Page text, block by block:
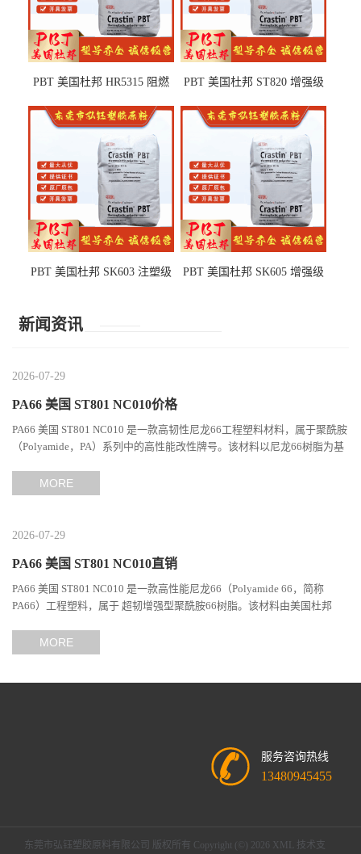
PBT 美国杜邦 HR5315 阻燃
部件
PBT 美国杜邦 ST820 增强级
PBT 美国杜邦 SK603 注塑级
PBT 美国杜邦 SK605 增强级
新闻资讯
2026-07-29
PA66 美国 ST801 NC010价格
PA66 美国 ST801 NC010 是一款高韧性尼龙66工程塑料材料，属于聚酰胺
（Polyamide，PA）系列中的高性能改性牌号。该材料以尼龙66树脂为基
MORE
2026-07-29
PA66 美国 ST801 NC010直销
PA66 美国 ST801 NC010 是一款高性能尼龙66（Polyamide 66，简称
PA66）工程塑料，属于 超韧增强型聚酰胺66树脂。该材料由美国杜邦
MORE
服务咨询热线
13480945455
东莞市弘钰塑胶原料有限公司 版权所有 Copyright (©) 2026 XML 技术支